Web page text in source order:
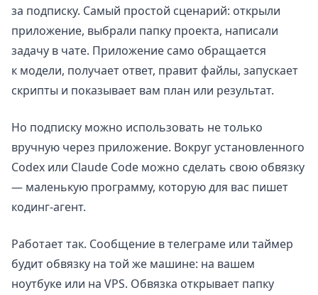
за подписку. Самый простой сценарий: открыли
приложение, выбрали папку проекта, написали
задачу в чате. Приложение само обращается
к модели, получает ответ, правит файлы, запускает
скрипты и показывает вам план или результат.
Но подписку можно использовать не только
вручную через приложение. Вокруг установленного
Codex или Claude Code можно сделать свою обвязку
— маленькую программу, которую для вас пишет
кодинг-агент.
Работает так. Сообщение в телеграме или таймер
будит обвязку на той же машине: на вашем
ноутбуке или на VPS. Обвязка открывает папку